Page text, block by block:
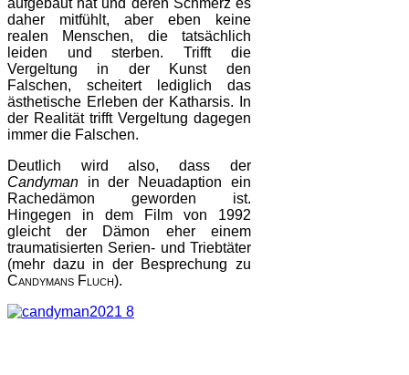
aufgebaut hat und deren Schmerz es
daher mitfühlt, aber eben keine
realen Menschen, die tatsächlich
leiden und sterben. Trifft die
Vergeltung in der Kunst den
Falschen, scheitert lediglich das
ästhetische Erleben der Katharsis. In
der Realität trifft Vergeltung dagegen
immer die Falschen.
Deutlich wird also, dass der
Candyman in der Neuadaption ein
Rachedämon geworden ist.
Hingegen in dem Film von 1992
gleicht der Dämon eher einem
traumatisierten Serien- und Triebtäter
(mehr dazu in der Besprechung zu
Candymans Fluch).